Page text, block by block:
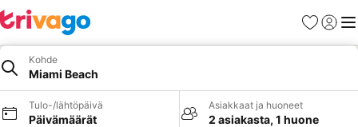
Suosikit
Kohde
Miami Beach
Tulo-/lähtöpäivä
Päivämäärät
Asiakkaat ja huoneet
2 asiakasta, 1 huone